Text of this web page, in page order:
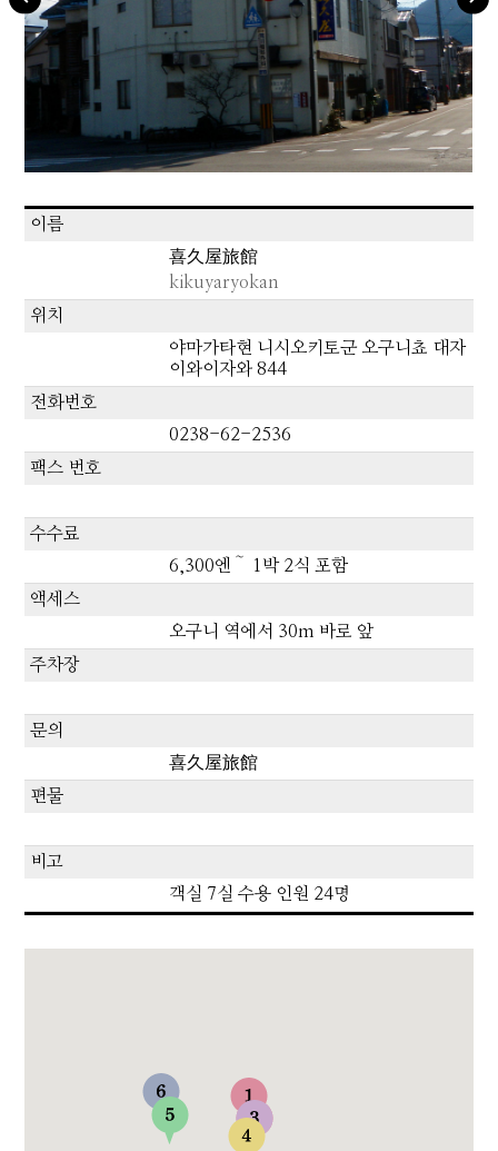
이름
喜久屋旅館
kikuyaryokan
위치
야마가타현 니시오키토군 오구니쵸 대자
이와이자와 844
전화번호
0238-62-2536
팩스 번호
수수료
6,300엔～ 1박 2식 포함
액세스
오구니 역에서 30m 바로 앞
주차장
문의
喜久屋旅館
편물
비고
객실 7실 수용 인원 24명